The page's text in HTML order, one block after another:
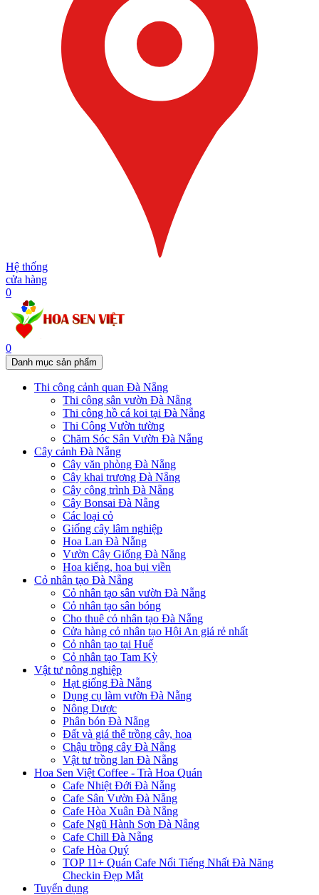
Hệ thống
cửa hàng
0
0
Danh mục sản phẩm
Thi công cảnh quan Đà Nẵng
Thi công sân vườn Đà Nẵng
Thi công hồ cá koi tại Đà Nẵng
Thi Công Vườn tường
Chăm Sóc Sân Vườn Đà Nẵng
Cây cảnh Đà Nẵng
Cây văn phòng Đà Nẵng
Cây khai trương Đà Nẵng
Cây công trình Đà Nẵng
Cây Bonsai Đà Nẵng
Các loại cỏ
Giống cây lâm nghiệp
Hoa Lan Đà Nẵng
Vườn Cây Giống Đà Nẵng
Hoa kiểng, hoa bụi viền
Cỏ nhân tạo Đà Nẵng
Cỏ nhân tạo sân vườn Đà Nẵng
Cỏ nhân tạo sân bóng
Cho thuê cỏ nhân tạo Đà Nẵng
Cửa hàng cỏ nhân tạo Hội An giá rẻ nhất
Cỏ nhân tạo tại Huế
Cỏ nhân tạo Tam Kỳ
Vật tư nông nghiệp
Hạt giống Đà Nẵng
Dụng cụ làm vườn Đà Nẵng
Nông Dược
Phân bón Đà Nẵng
Đất và giá thể trồng cây, hoa
Chậu trồng cây Đà Nẵng
Vật tư trồng lan Đà Nẵng
Hoa Sen Việt Coffee - Trà Hoa Quán
Cafe Nhiệt Đới Đà Nẵng
Cafe Sân Vườn Đà Nẵng
Cafe Hòa Xuân Đà Nẵng
Cafe Ngũ Hành Sơn Đà Nẵng
Cafe Chill Đà Nẵng
Cafe Hòa Quý
TOP 11+ Quán Cafe Nổi Tiếng Nhất Đà Năng
Checkin Đẹp Mắt
Tuyển dụng